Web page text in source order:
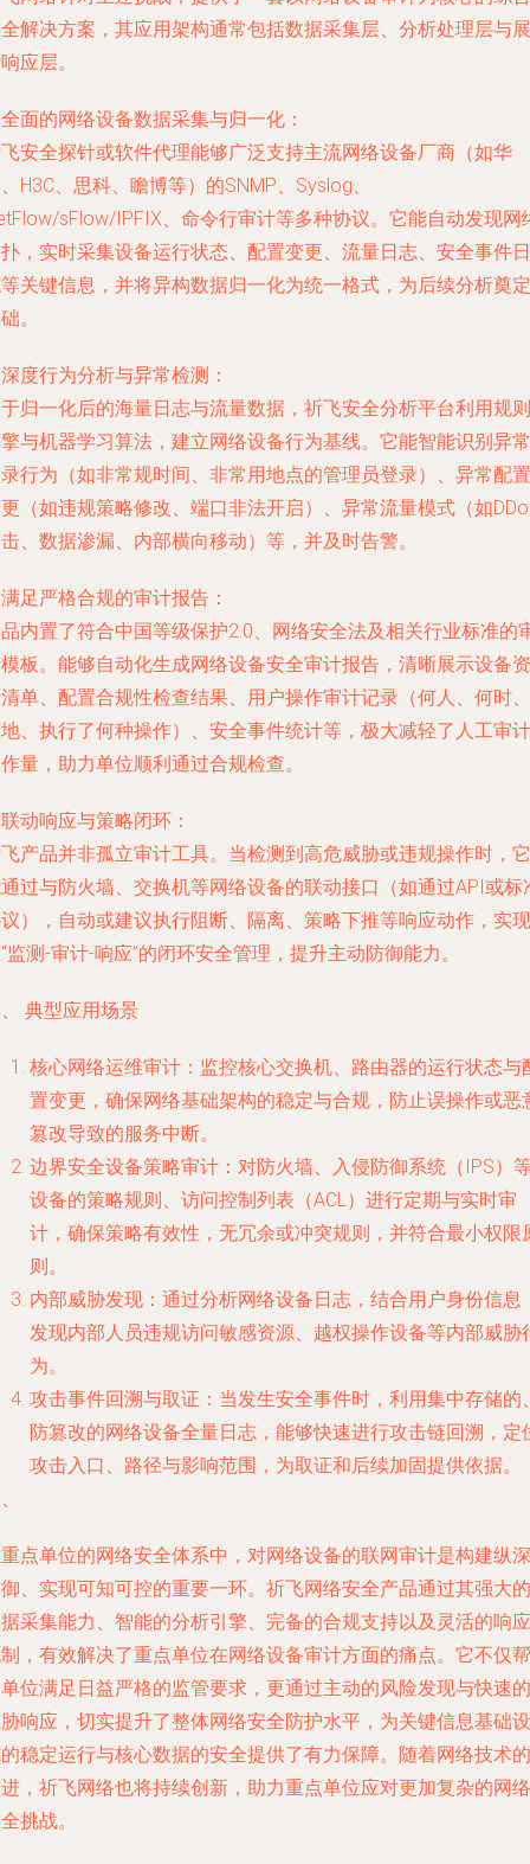
解决方案，其应用架构通常包括数据采集层、分析处理层与展
应层。
全面的网络设备数据采集与归一化 ：
安全探针或软件代理能够广泛支持主流网络设备厂商（如华
H3C、思科、瞻博等）的SNMP、Syslog、
sFlow/IPFIX、命令行审计等多种协议。它能自动发现网
，实时采集设备运行状态、配置变更、流量日志、安全事件日
关键信息，并将异构数据归一化为统一格式，为后续分析奠定
。
深度行为分析与异常检测 ：
归一化后的海量日志与流量数据，祈飞安全分析平台利用规则
与机器学习算法，建立网络设备行为基线。它能智能识别异常
行为（如非常规时间、非常用地点的管理员登录）、异常配置
（如违规策略修改、端口非法开启）、异常流量模式（如
、数据渗漏、内部横向移动）等，并及时告警。
满足严格合规的审计报告 ：
内置了符合中国等级保护2.0、网络安全法及相关行业标准的
板。能够自动化生成网络设备安全审计报告，清晰展示设备资
单、配置合规性检查结果、用户操作审计记录（何人、何时、
、执行了何种操作）、安全事件统计等，极大减轻了人工审计
量，助力单位顺利通过合规检查。
联动响应与策略闭环 ：
产品并非孤立审计工具。当检测到高危威胁或违规操作时，它
过与防火墙、交换机等网络设备的联动接口（如通过API或标
），自动或建议执行阻断、隔离、策略下推等响应动作，实现
监测-审计-响应”的闭环安全管理，提升主动防御能力。
典型应用场景
核心网络运维审计 ：监控核心交换机、路由器的运行状态与
置变更，确保网络基础架构的稳定与合规，防止误操作或恶
篡改导致的服务中断。
边界安全设备策略审计 ：对防火墙、入侵防御系统（IPS）
设备的策略规则、访问控制列表（ACL）进行定期与实时审
计，确保策略有效性，无冗余或冲突规则，并符合最小权限
则。
内部威胁发现 ：通过分析网络设备日志，结合用户身份信息
发现内部人员违规访问敏感资源、越权操作设备等内部威胁
为。
攻击事件回溯与取证 ：当发生安全事件时，利用集中存储的
防篡改的网络设备全量日志，能够快速进行攻击链回溯，定
攻击入口、路径与影响范围，为取证和后续加固提供依据。
点单位的网络安全体系中，对网络设备的联网审计是构建纵深
、实现可知可控的重要一环。祈飞网络安全产品通过其强大的
采集能力、智能的分析引擎、完备的合规支持以及灵活的响应
，有效解决了重点单位在网络设备审计方面的痛点。它不仅帮
位满足日益严格的监管要求，更通过主动的风险发现与快速的
响应，切实提升了整体网络安全防护水平，为关键信息基础设
稳定运行与核心数据的安全提供了有力保障。随着网络技术的
，祈飞网络也将持续创新，助力重点单位应对更加复杂的网络
挑战。